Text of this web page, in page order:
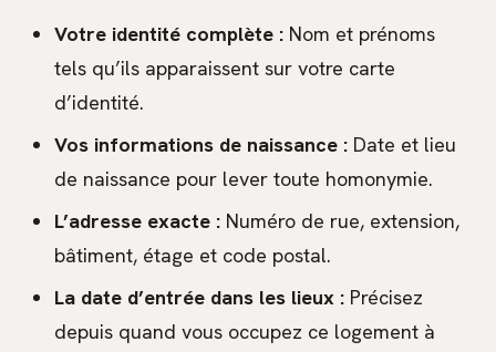
Votre identité complète : Nom et prénoms
tels qu’ils apparaissent sur votre carte
d’identité.
Vos informations de naissance : Date et lieu
de naissance pour lever toute homonymie.
L’adresse exacte : Numéro de rue, extension,
bâtiment, étage et code postal.
La date d’entrée dans les lieux : Précisez
depuis quand vous occupez ce logement à